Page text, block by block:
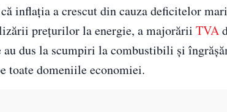
inflația a crescut din cauza deficitelor
prețurilor la energie, a majorării TVA
dus la scumpiri la combustibili și
toate domeniile economiei.